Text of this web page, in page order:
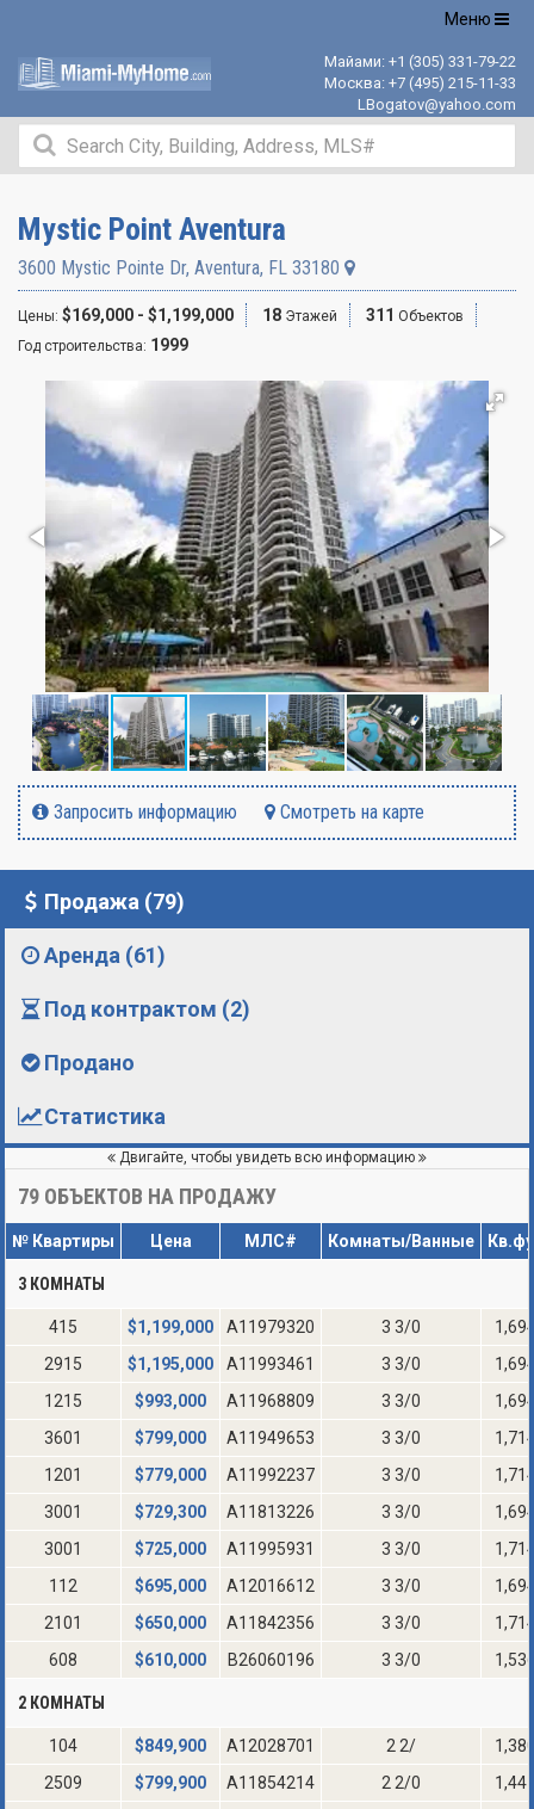
Открыть
Меню
Майами: +1 (305) 331-79-22
Москва: +7 (495) 215-11-33
LBogatov@yahoo.com
Mystic Point Aventura
3600 Mystic Pointe Dr, Aventura, FL 33180
Цены: $169,000 - $1,199,000 18 Этажей 311 Объектов
Год строительства: 1999
Запросить информацию Смотреть на карте
Продажа (79)
Аренда (61)
Под контрактом (2)
Продано
Статистика
Двигайте, чтобы увидеть всю информацию
79 ОБЪЕКТОВ НА ПРОДАЖУ
№ Квартиры Цена МЛС# Комнаты/Ванные
3 КОМНАТЫ
415 $1,199,000 A11979320 3 3/0
2915
$1,195,000 A11993461 3 3/0
1215
$993,000 A11968809 3 3/0
3601
$799,000 A11949653 3 3/0
1201
$779,000 A11992237 3 3/0
3001
$729,300 A11813226 3 3/0
3001
$725,000 A11995931 3 3/0
112
$695,000 A12016612 3 3/0
2101
$650,000 A11842356 3 3/0
608
$610,000 B26060196 3 3/0
2 КОМНАТЫ
104 $849,900 A12028701 2 2/
2509
$799,900 A11854214 2 2/0